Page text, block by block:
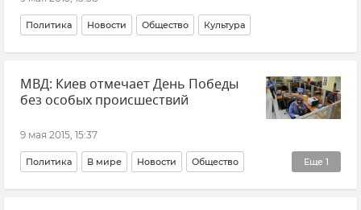
Политика Новости Общество Культура
МВД: Киев отмечает День Победы
без особых происшествий
9 мая 2015, 15:37
Еще 1
Политика В мире Новости Общество
70-летие Великой Победы